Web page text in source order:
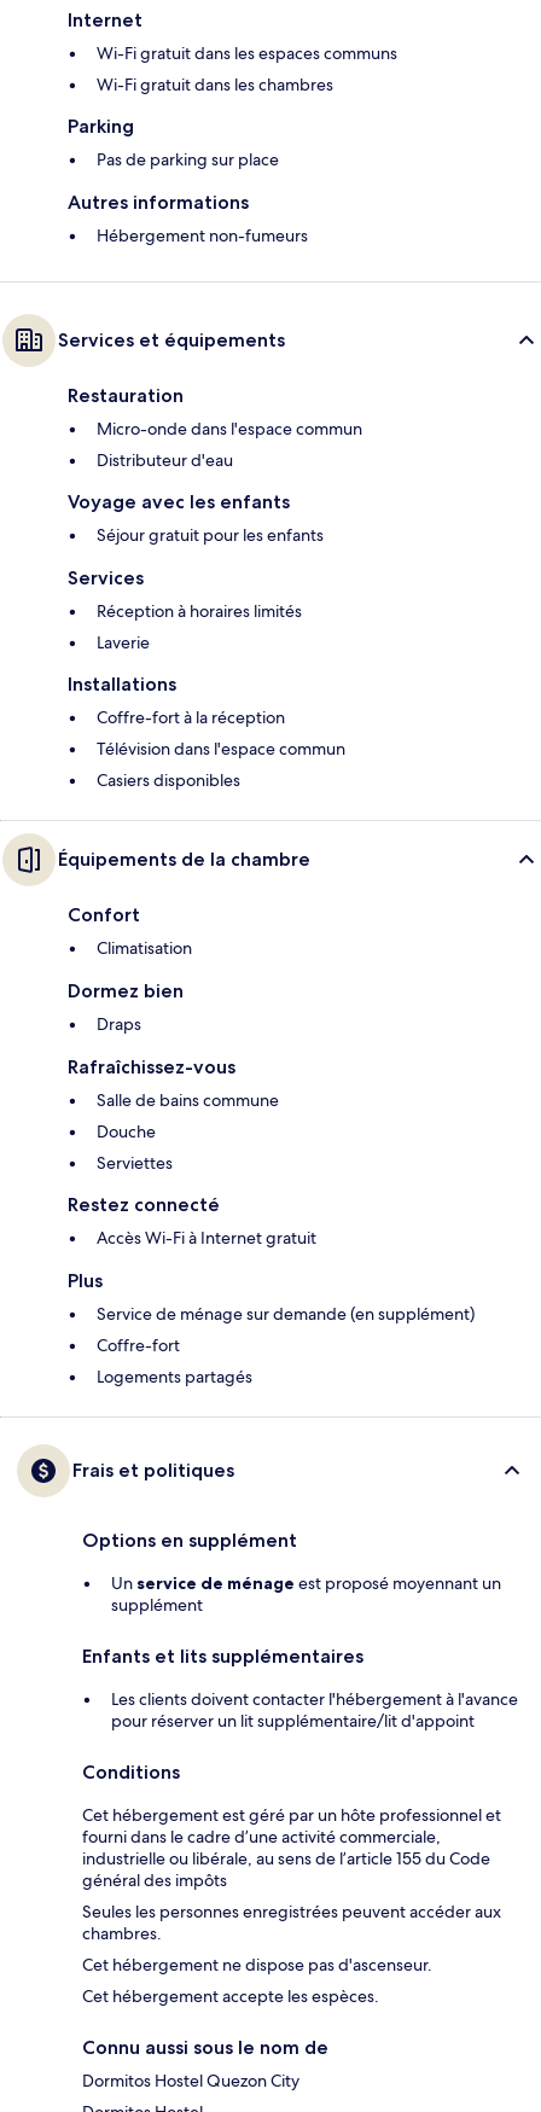
Internet
Wi-Fi gratuit dans les espaces communs
Wi-Fi gratuit dans les chambres
Parking
Pas de parking sur place
Autres informations
Hébergement non-fumeurs
Services et équipements
Restauration
Micro-onde dans l'espace commun
Distributeur d'eau
Voyage avec les enfants
Séjour gratuit pour les enfants
Services
Réception à horaires limités
Laverie
Installations
Coffre-fort à la réception
Télévision dans l'espace commun
Casiers disponibles
Équipements de la chambre
Confort
Climatisation
Dormez bien
Draps
Rafraîchissez-vous
Salle de bains commune
Douche
Serviettes
Restez connecté
Accès Wi-Fi à Internet gratuit
Plus
Service de ménage sur demande (en supplément)
Coffre-fort
Logements partagés
Frais et politiques
Options en supplément
Un service de ménage est proposé moyennant un
supplément
Enfants et lits supplémentaires
Les clients doivent contacter l'hébergement à l'avance
pour réserver un lit supplémentaire/lit d'appoint
Conditions
Cet hébergement est géré par un hôte professionnel et
fourni dans le cadre d’une activité commerciale,
industrielle ou libérale, au sens de l’article 155 du Code
général des impôts
Seules les personnes enregistrées peuvent accéder aux
chambres.
Cet hébergement ne dispose pas d'ascenseur.
Cet hébergement accepte les espèces.
Connu aussi sous le nom de
Dormitos Hostel Quezon City